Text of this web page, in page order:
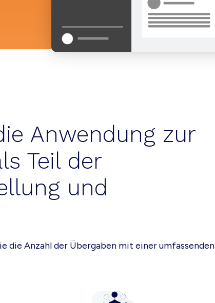
Anwendung zur
Teil der
und
die Anzahl der Übergaben mit einer umfassenden